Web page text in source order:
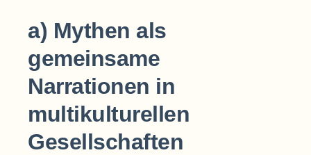
a) Mythen als
gemeinsame
Narrationen in
multikulturellen
Gesellschaften